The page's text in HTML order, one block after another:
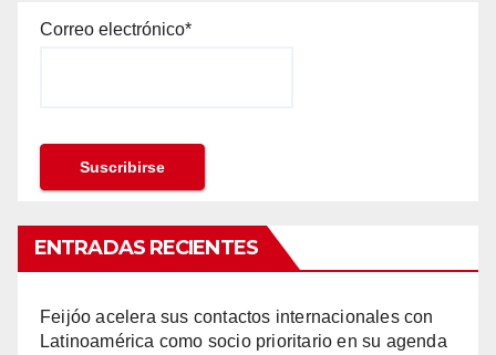
Correo electrónico*
ENTRADAS RECIENTES
Feijóo acelera sus contactos internacionales con
Latinoamérica como socio prioritario en su agenda